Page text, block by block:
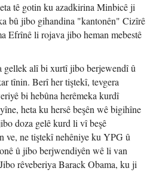
tê gotin ku azadkirina Minbicê ji
bû jibo gihandina "kantonên" Cizîrê
Efrînê li rojava jibo heman mebestê
gellek alî bi xurtî jibo berjewendî û
tînin. Berî her tiştekî, tevgera
bi hebûna herêmeka kurdî
heta ku hersê beşên wê bigihîne
doza gelê kurd li vî beşê
ve, ne tiştekî nehêniye ku YPG û
û jibo berjwendiyên wê li van
rêveberiya Barack Obama, ku ji